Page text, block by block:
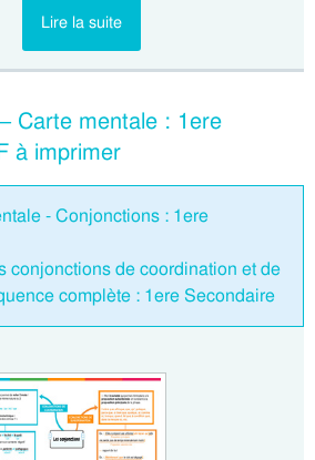
Lire la suite
Carte mentale : 1ere
à imprimer
- Conjonctions : 1ere
conjonctions de coordination et de
complète : 1ere Secondaire